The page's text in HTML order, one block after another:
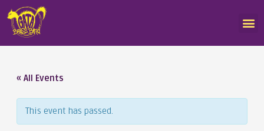
« All Events
This event has passed.